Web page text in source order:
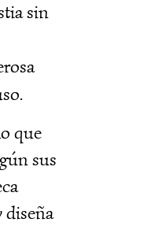
sin
que
sus
diseña